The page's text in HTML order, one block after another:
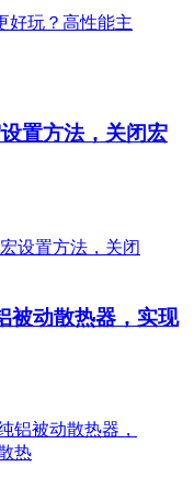
置方法，关闭宏
被动散热器，实现